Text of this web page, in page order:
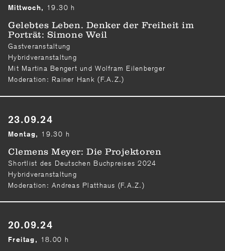
Mittwoch, 19.30 h
Gelebtes Leben. Denker der Freiheit im
Porträt: Simone Weil
Gastveranstaltung
Hybridveranstaltung
Mit Martina Bengert und Wolfram Eilenberger
Moderation: Rainer Hank (F.A.Z.)
23.09.24
Montag, 19.30 h
Clemens Meyer: Die Projektoren
Shortlist des Deutschen Buchpreises 2024
Hybridveranstaltung
Moderation: Andreas Platthaus (F.A.Z.)
20.09.24
Freitag, 18.00 h